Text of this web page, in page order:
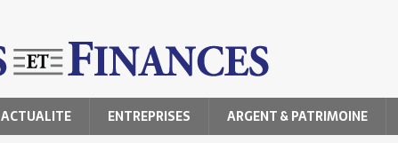
ACTUALITE ENTREPRISES ARGENT & PATRIMOINE